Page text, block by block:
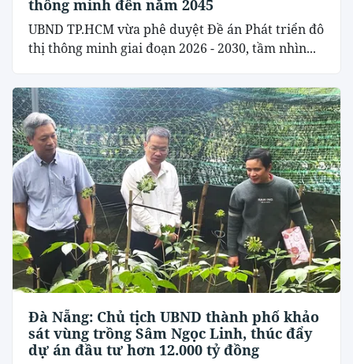
thông minh đến năm 2045
UBND TP.HCM vừa phê duyệt Đề án Phát triển đô
thị thông minh giai đoạn 2026 - 2030, tầm nhìn...
Đà Nẵng: Chủ tịch UBND thành phố khảo
sát vùng trồng Sâm Ngọc Linh, thúc đẩy
dự án đầu tư hơn 12.000 tỷ đồng